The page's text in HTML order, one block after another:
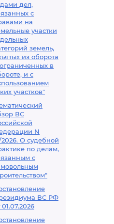
дел,
с
на
участки
земель,
из оборота
в
и с
участков"
ВС
N
2026. О судебной
по делам,
с
ВС РФ
01.07.2026